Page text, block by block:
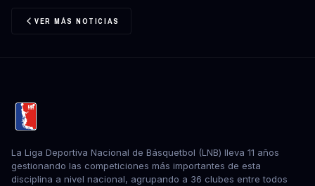
VER MÁS NOTICIAS
La Liga Deportiva Nacional de Básquetbol (LNB) lleva 11 años
gestionando las competiciones más importantes de esta
disciplina a nivel nacional, agrupando a 36 clubes entre todos